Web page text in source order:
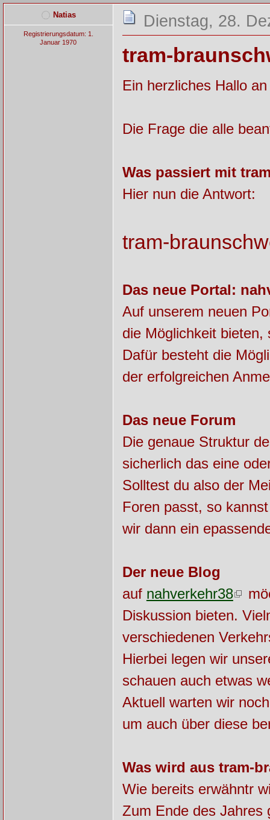
Natias
Registrierungsdatum: 1.
Januar 1970
Dienstag, 28.
tram-
Ein herzliches Hallo
Die Frage die alle
Was passiert mit
Hier nun die Antwort:
tram-
Das neue Portal:
Auf unserem neuen
die Möglichkeit
Dafür besteht die
der erfolgreichen
Das neue Forum
Die genaue Struktur
sicherlich das eine
Solltest du also der
Foren passt, so
wir dann ein
Der neue Blog
auf nahverkehr38
Diskussion bieten.
verschiedenen
Hierbei legen wir
schauen auch etwas
Aktuell warten wir
um auch über diese
Was wird aus tram-
Wie bereits erwähntr
Zum Ende des Jahres